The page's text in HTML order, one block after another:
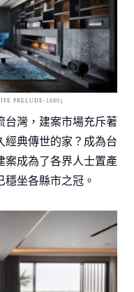
PRELUDE-1680」
台灣，建案市場充斥著
經典傳世的家？成為台
案成為了各界人士置產
坐各縣市之冠。